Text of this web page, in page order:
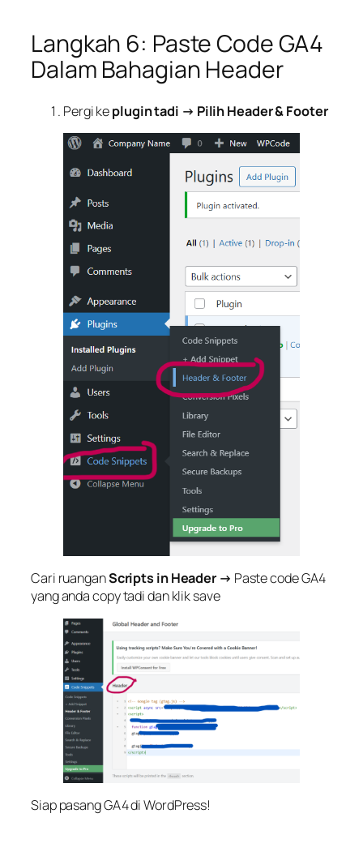
Langkah 6: Paste Code GA4
Dalam Bahagian Header
Pergi keplugin tadi → Pilih Header & Footer
Cari ruanganScripts in Header → Paste code GA4
yang anda copy tadi dan klik save
Siap pasang GA4 di WordPress!